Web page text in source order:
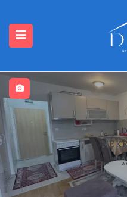
(Nekretnine)